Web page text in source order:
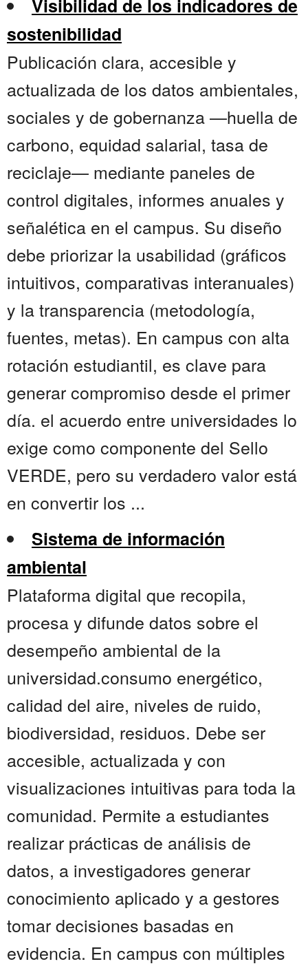
Visibilidad de los indicadores de
sostenibilidad
Publicación clara, accesible y
actualizada de los datos ambientales,
sociales y de gobernanza —huella de
carbono, equidad salarial, tasa de
reciclaje— mediante paneles de
control digitales, informes anuales y
señalética en el campus. Su diseño
debe priorizar la usabilidad (gráficos
intuitivos, comparativas interanuales)
y la transparencia (metodología,
fuentes, metas). En campus con alta
rotación estudiantil, es clave para
generar compromiso desde el primer
día. el acuerdo entre universidades lo
exige como componente del Sello
VERDE, pero su verdadero valor está
en convertir los ...
Sistema de información
ambiental
Plataforma digital que recopila,
procesa y difunde datos sobre el
desempeño ambiental de la
universidad.consumo energético,
calidad del aire, niveles de ruido,
biodiversidad, residuos. Debe ser
accesible, actualizada y con
visualizaciones intuitivas para toda la
comunidad. Permite a estudiantes
realizar prácticas de análisis de
datos, a investigadores generar
conocimiento aplicado y a gestores
tomar decisiones basadas en
evidencia. En campus con múltiples